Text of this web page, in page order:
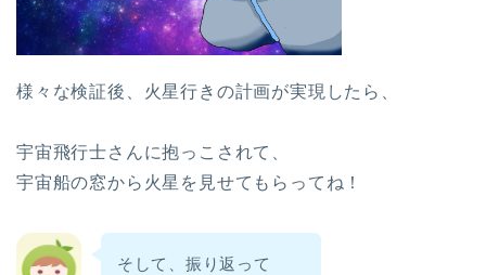
様々な検証後、火星行きの計画が実現したら、
宇宙飛行士さんに抱っこされて、
宇宙船の窓から火星を見せてもらってね！
そして、振り返って